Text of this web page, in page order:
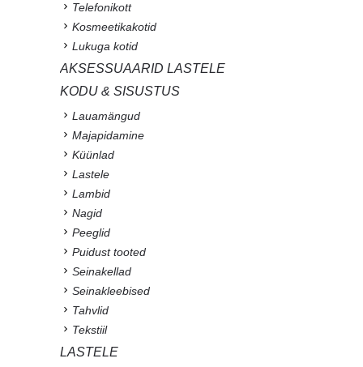
Telefonikott
Kosmeetikakotid
Lukuga kotid
AKSESSUAARID LASTELE
KODU & SISUSTUS
Lauamängud
Majapidamine
Küünlad
Lastele
Lambid
Nagid
Peeglid
Puidust tooted
Seinakellad
Seinakleebised
Tahvlid
Tekstiil
LASTELE